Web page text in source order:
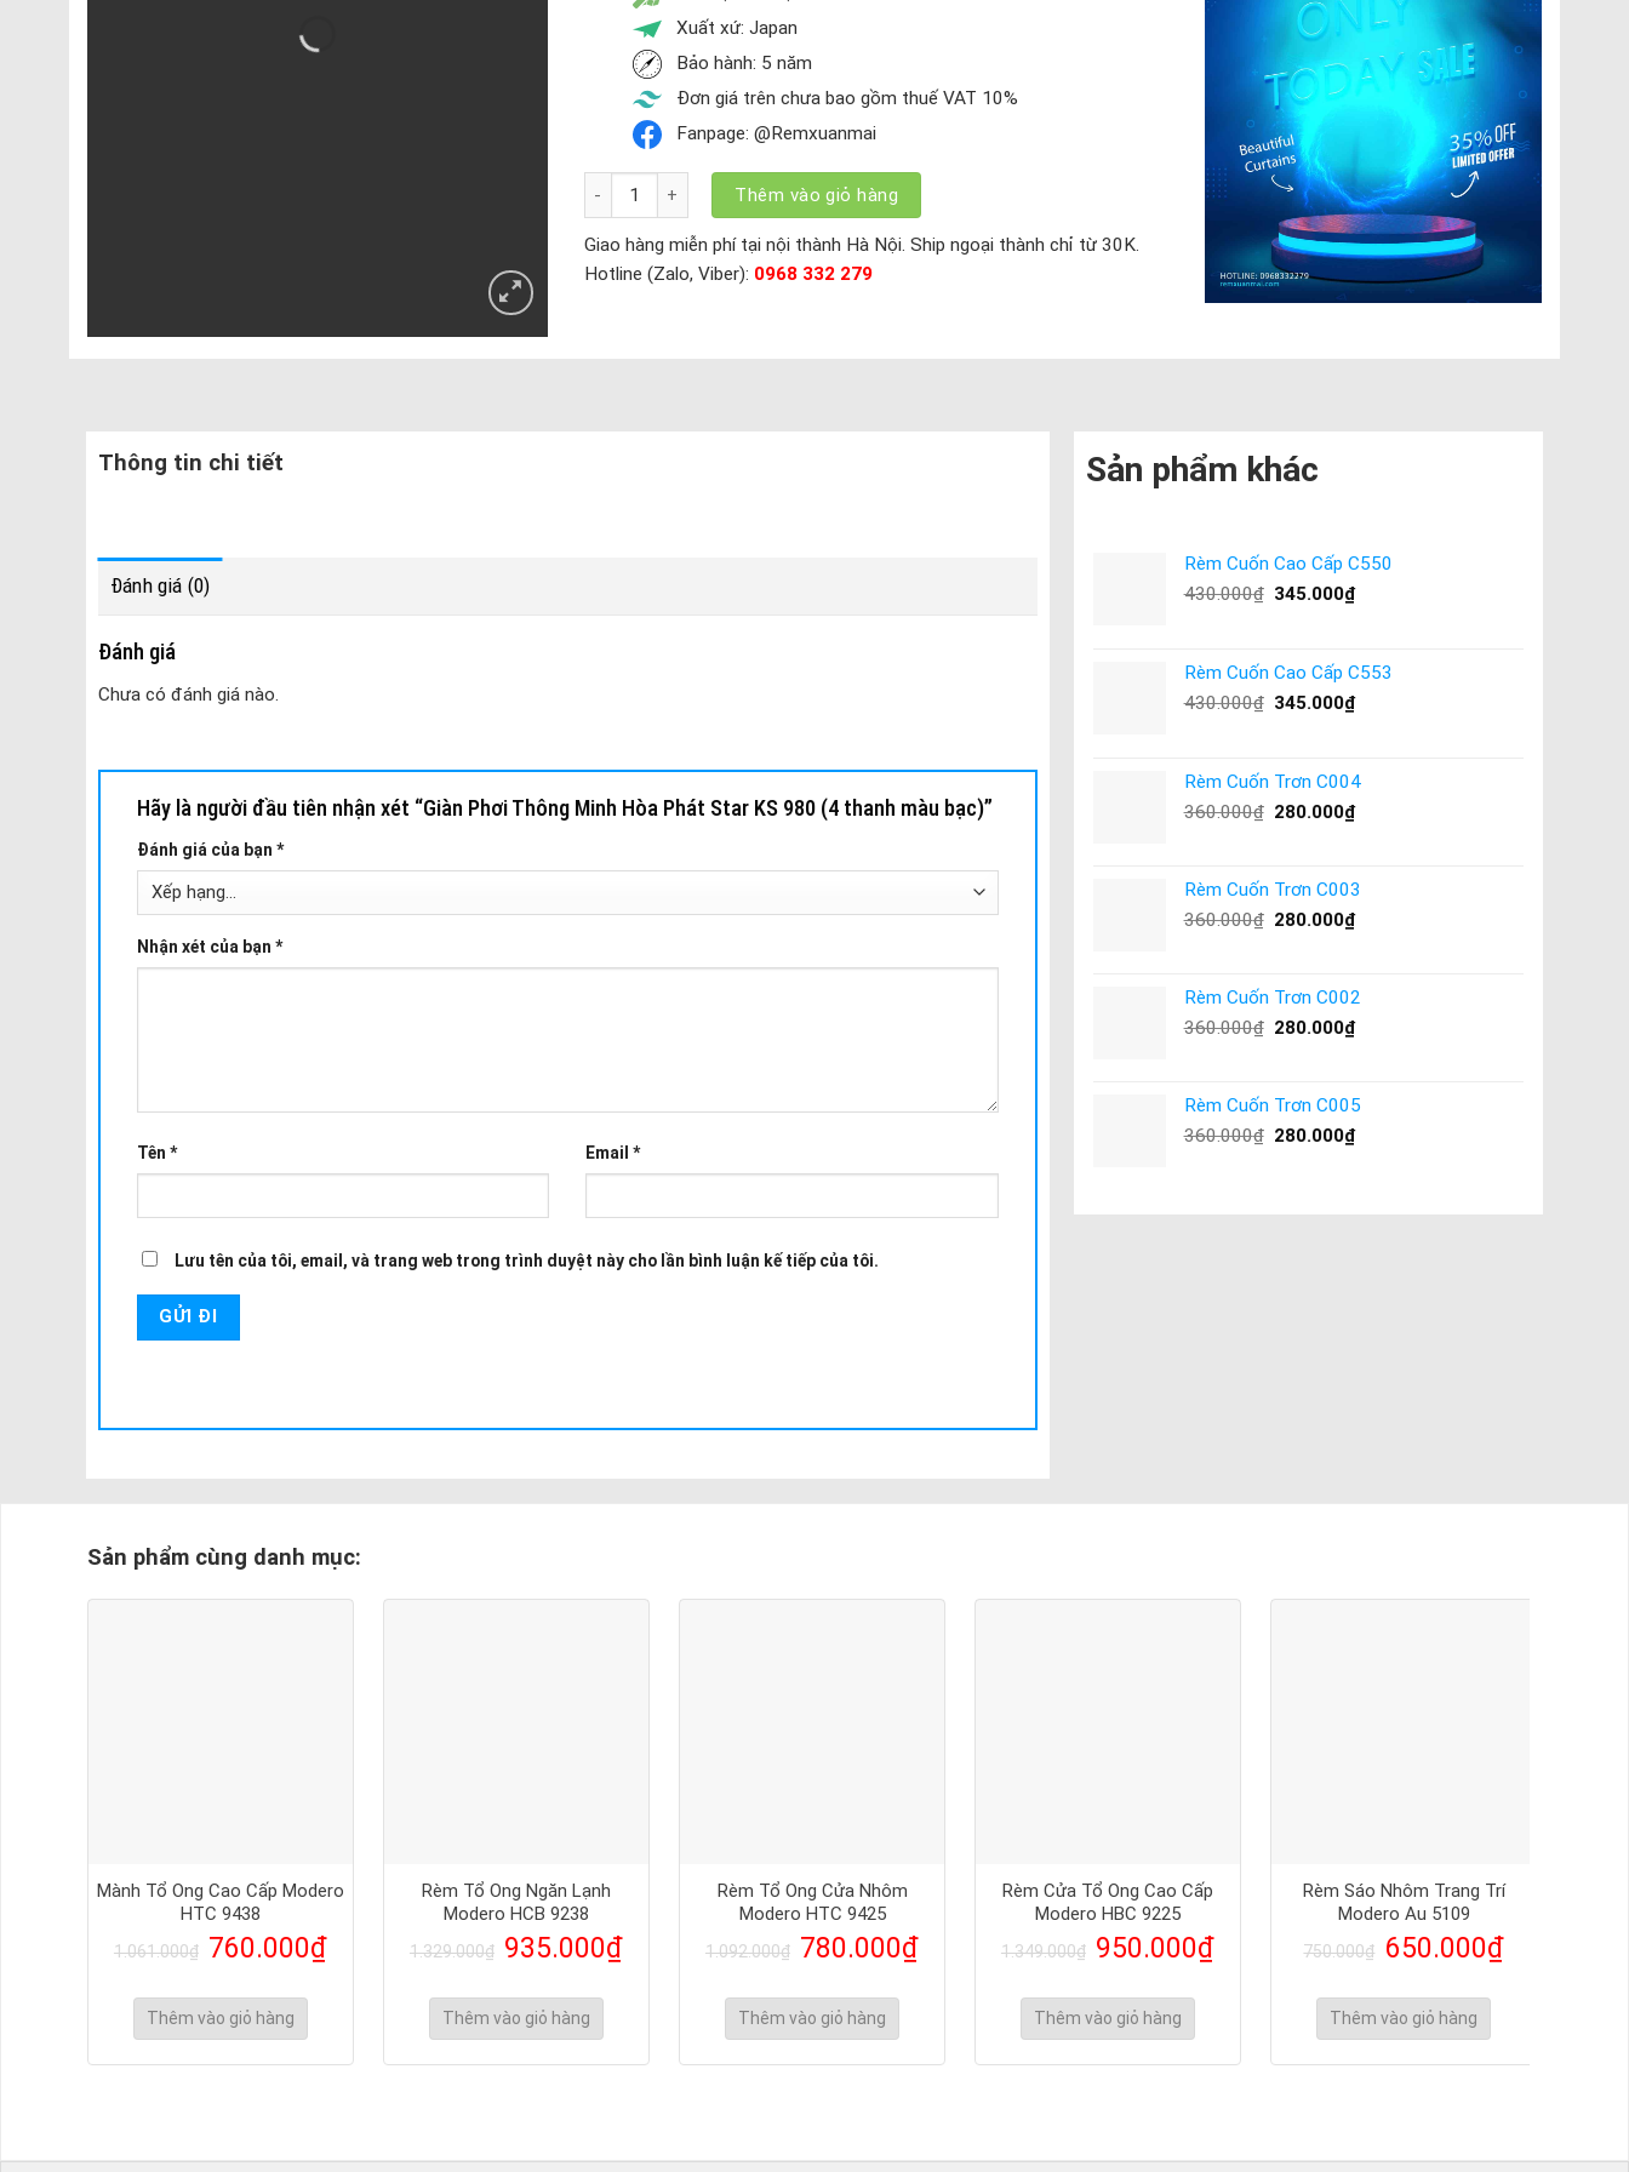
Xuất xứ: Japan
Bảo hành: 5 năm
Đơn giá trên chưa bao gồm thuế VAT 10%
Fanpage: @Remxuanmai
Giàn Phơi Thông Minh Hòa Phát Star KS 980 (4 thanh màu bạc) số lượng
Thêm vào giỏ hàng
Giao hàng miễn phí tại nội thành Hà Nội. Ship ngoại thành chỉ từ 30K.
Hotline (Zalo, Viber): 0968 332 279
Thông tin chi tiết
Đánh giá (0)
Đánh giá
Chưa có đánh giá nào.
Hãy là người đầu tiên nhận xét “Giàn Phơi Thông Minh Hòa Phát Star KS 980 (4 thanh màu bạc)”
Đánh giá của bạn *
Nhận xét của bạn *
Tên * Email*
Lưu tên của tôi, email, và trang web trong trình duyệt này cho lần bình luận kế tiếp của tôi.
Sản phẩm khác
Rèm Cuốn Cao Cấp C550
430.000₫ 345.000₫
Rèm Cuốn Cao Cấp C553
430.000₫ 345.000₫
Rèm Cuốn Trơn C004
360.000₫ 280.000₫
Rèm Cuốn Trơn C003
360.000₫ 280.000₫
Rèm Cuốn Trơn C002
360.000₫ 280.000₫
Rèm Cuốn Trơn C005
360.000₫ 280.000₫
Sản phẩm cùng danh mục:
Mành Tổ Ong Cao Cấp Modero
HTC 9438
1.061.000₫ 760.000₫
Thêm vào giỏ hàng
Rèm Tổ Ong Ngăn Lạnh
Modero HCB 9238
1.329.000₫ 935.000₫
Thêm vào giỏ hàng
Rèm Tổ Ong Cửa Nhôm
Modero HTC 9425
1.092.000₫ 780.000₫
Thêm vào giỏ hàng
Rèm Cửa Tổ Ong Cao Cấp
Modero HBC 9225
1.349.000₫ 950.000₫
Thêm vào giỏ hàng
Rèm Sáo Nhôm Trang Trí
Modero Au 5109
750.000₫ 650.000₫
Thêm vào giỏ hàng